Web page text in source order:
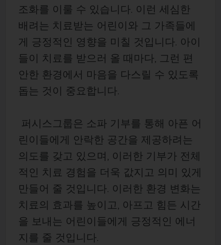
조화를 이룰 수 있습니다. 이런 세심한
배려는 치료받는 어린이와 그 가족들에
게 긍정적인 영향을 미칠 것입니다. 아이
들이 치료를 받으러 올 때마다, 그런 편
안한 환경에서 마음을 다스릴 수 있도록
돕는 것이 중요합니다.
퍼시스그룹은 소파 기부를 통해 아픈 어
린이들에게 안락한 공간을 제공하려는
의도를 갖고 있으며, 이러한 기부가 전체
적인 치료 경험을 더욱 값지고 의미 있게
만들어 줄 것입니다. 이러한 환경 변화는
치료의 효과를 높이고, 아프고 힘든 시간
을 보내는 어린이들에게 긍정적인 에너
지를 줄 것입니다.